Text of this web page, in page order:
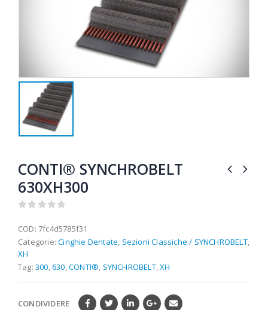
CONTI® SYNCHROBELT
630XH300
COD: 7fc4d5785f31
Categorie:Cinghie Dentate Sezioni Classiche / SYNCHROBELT,
XH
Tag: 300 ,630 ,CONTI® SYNCHROBELT,XH
CONDIVIDERE